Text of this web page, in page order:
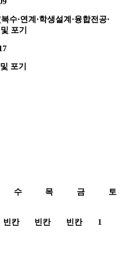
수·연계·학생설계·융합전공·
포기
포기
수 목 금 토
빈칸 빈칸 빈칸 1